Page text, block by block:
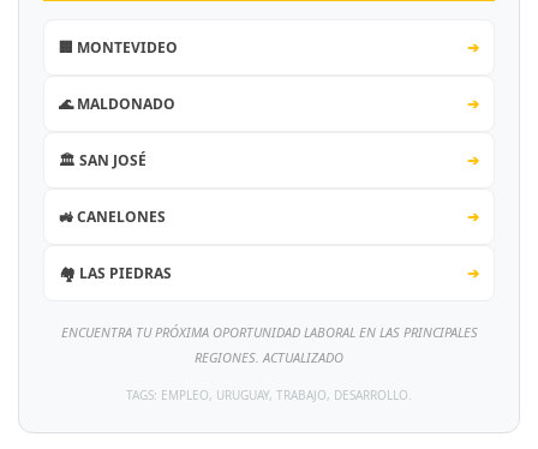
🏢 MONTEVIDEO ➔
🌊 MALDONADO ➔
🏛️ SAN JOSÉ ➔
🚜 CANELONES ➔
🏘️ LAS PIEDRAS ➔
ENCUENTRA TU PRÓXIMA OPORTUNIDAD LABORAL EN LAS PRINCIPALES
REGIONES. ACTUALIZADO
TAGS: EMPLEO, URUGUAY, TRABAJO, DESARROLLO.